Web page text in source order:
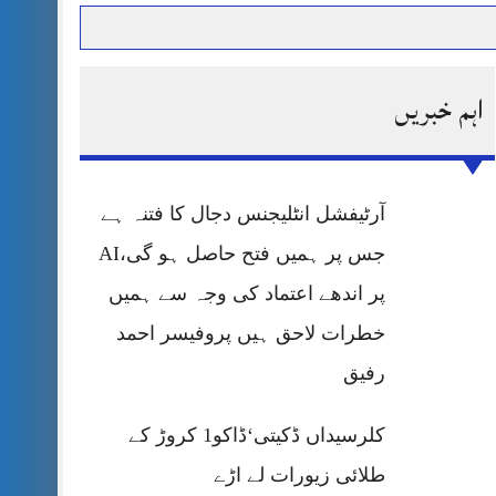
پر قربان
اہم خبریں
آرٹیفشل انٹلیجنس دجال کا فتنہ ہے
جس پر ہمیں فتح حاصل ہو گی،AI
پر اندھے اعتماد کی وجہ سے ہمیں
خطرات لاحق ہیں پروفیسر احمد
رفیق
کلرسیداں ڈکیتی‘ڈاکو1 کروڑ کے
طلائی زیورات لے اڑے